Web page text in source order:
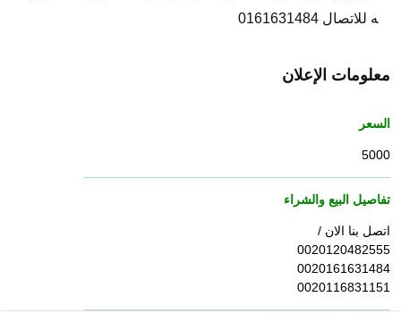
ه للاتصال 0161631484
معلومات الإعلان
السعر
5000
تفاصيل البيع والشراء
اتصل بنا الان /
0020120482555
0020161631484
0020116831151